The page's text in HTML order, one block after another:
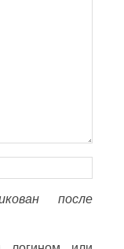
после